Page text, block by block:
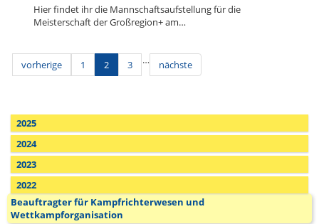
Hier findet ihr die Mannschaftsaufstellung für die
Meisterschaft der Großregion+ am…
vorherige 1 2 3 … nächste
2025
2024
2023
2022
Beauftragter für Kampfrichterwesen und
Wettkampforganisation